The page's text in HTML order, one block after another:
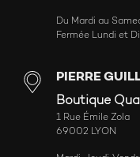
Du Mardi au
Fermée Lundi et
PIERRE
Boutique
1 Rue Émile Zola
69002 LYON